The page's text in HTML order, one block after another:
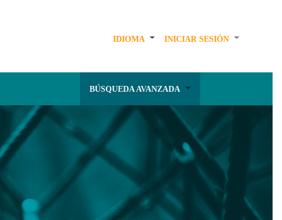
IDIOMA INICIAR SESIÓN
BÚSQUEDA AVANZADA